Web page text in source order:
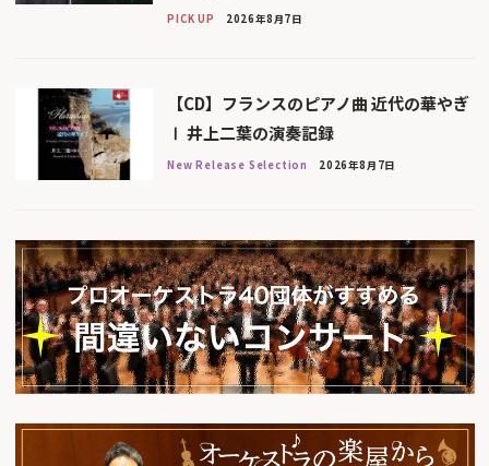
PICK UP 2026年8月7日
【CD】フランスのピアノ曲 近代の華やぎ
Ⅰ 井上二葉の演奏記録
New Release Selection 2026年8月7日